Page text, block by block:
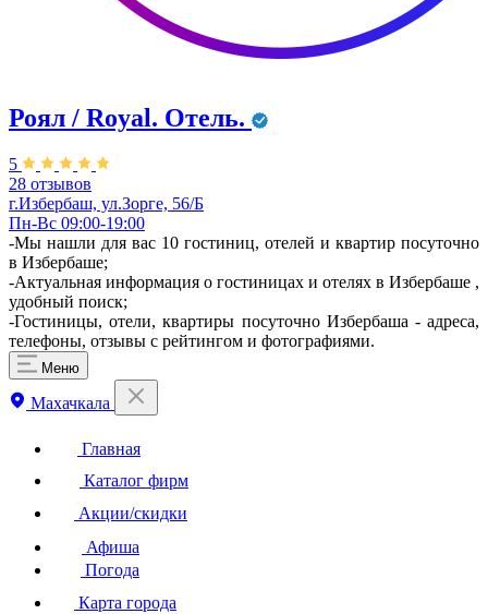
Роял / Royal. Отель.
5
28 отзывов
г.Избербаш, ул.Зорге, 56/Б
Пн-Вс 09:00-19:00
-Мы нашли для вас 10 гостиниц, отелей и квартир посуточно
в Избербаше;
-Актуальная информация о гостиницах и отелях в Избербаше ,
удобный поиск;
-Гостиницы, отели, квартиры посуточно Избербаша - адреса,
телефоны, отзывы с рейтингом и фотографиями.
Меню
Махачкала
Главная
Каталог фирм
Акции/скидки
Афиша
Погода
Карта города